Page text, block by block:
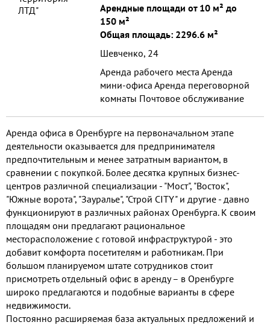
арендной платы 50000р (/э/э по
счетчику) Отопление в зимний
период оплачивается
дополнительно. Хорошая
транспортная развязка и удобный
подъезд, в здании есть столовая,
спорт зал. Внутренняя парковка и
круглосуточной охраной, также
имеется гостевая парковка.
Предоставляем юр. адрес и место
для размещения рекламы.
Арендные площади от 10 м² до
150 м²
Общая площадь: 2296.6 м²
Шевченко, 24
Аренда рабочего места Аренда
мини-офиса Аренда переговорной
комнаты Почтовое обслуживание
Аренда офиса в Оренбурге на первоначальном этапе
деятельности оказывается для предпринимателя
предпочтительным и менее затратным вариантом, в
сравнении с покупкой. Более десятка крупных бизнес-
центров различной специализации - "Мост", "Восток",
"Южные ворота", "Зауралье", "Строй CITY" и другие - давно
функционируют в различных районах Оренбурга. К своим
площадям они предлагают рациональное
месторасположение с готовой инфраструктурой - это
добавит комфорта посетителям и работникам. При
большом планируемом штате сотрудников стоит
присмотреть отдельный офис в аренду – в Оренбурге
широко предлагаются и подобные варианты в сфере
недвижимости.
Постоянно расширяемая база актуальных предложений и